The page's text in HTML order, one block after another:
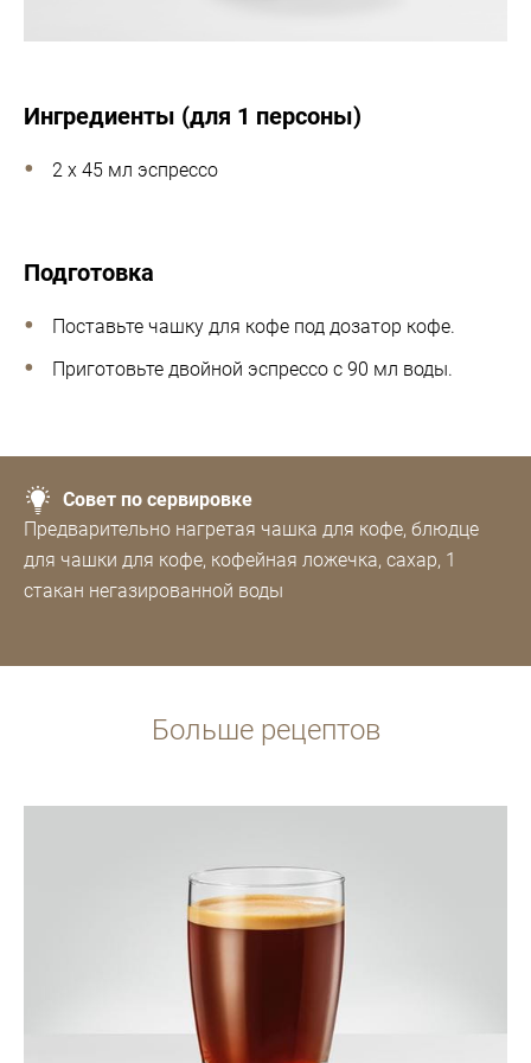
Ингредиенты (для 1 персоны)
2 x 45 мл эспрессо
Подготовка
Поставьте чашку для кофе под дозатор кофе.
Приготовьте двойной эспрессо с 90 мл воды.
Совет по сервировке
Предварительно нагретая чашка для кофе, блюдце
для чашки для кофе, кофейная ложечка, сахар, 1
стакан негазированной воды
Больше рецептов